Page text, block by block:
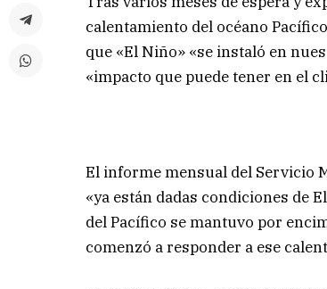
calentamiento del océano
que «El Niño» «se instaló en
«impacto que puede tener en el
El informe mensual del Servicio
«ya están dadas condiciones de
del Pacífico se mantuvo por
comenzó a responder a ese